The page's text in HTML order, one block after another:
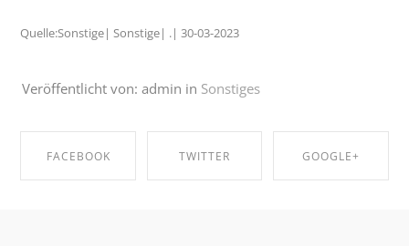
Quelle:Sonstige| Sonstige| .| 30-03-2023
Veröffentlicht von: admin in Sonstiges
FACEBOOK TWITTER GOOGLE+